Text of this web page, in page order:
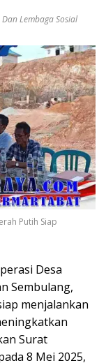
Lembaga Sosial
Putih Siap
Desa
Sembulang,
menjalankan
Surat
8 Mei 2025,